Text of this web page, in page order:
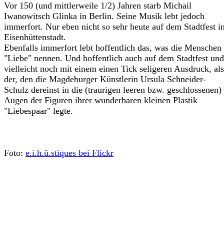
Vor 150 (und mittlerweile 1/2) Jahren starb Michail
Iwanowitsch Glinka in Berlin. Seine Musik lebt jedoch
immerfort. Nur eben nicht so sehr heute auf dem Stadtfest
Eisenhüttenstadt.
Ebenfalls immerfort lebt hoffentlich das, was die Menschen
"Liebe" nennen. Und hoffentlich auch auf dem Stadtfest und
vielleicht noch mit einem einen Tick seligeren Ausdruck, als
der, den die Magdeburger Künstlerin Ursula Schneider-
Schulz dereinst in die (traurigen leeren bzw. geschlossenen)
Augen der Figuren ihrer wunderbaren kleinen Plastik
"Liebespaar" legte.
Foto: e.i.h.ü.stiques bei Flickr